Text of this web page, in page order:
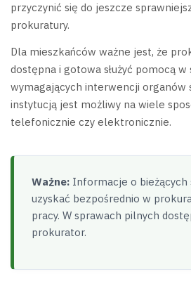
przyczynić się do jeszcze
prokuratury.
Dla mieszkańców ważne jest, że
dostępna i gotowa służyć pomocą w
wymagających interwencji organów
instytucją jest możliwy na wiele
telefonicznie czy elektronicznie.
Ważne: Informacje o bieżących
uzyskać bezpośrednio w
pracy. W sprawach pilnych
prokurator.